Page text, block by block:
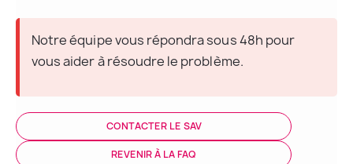
Notre équipe vous répondra sous 48h pour
vous aider à résoudre le problème.
CONTACTER LE SAV
REVENIR À LA FAQ